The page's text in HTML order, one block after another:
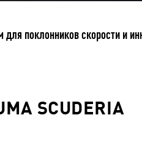
поклонников скорости и
SCUDERIA